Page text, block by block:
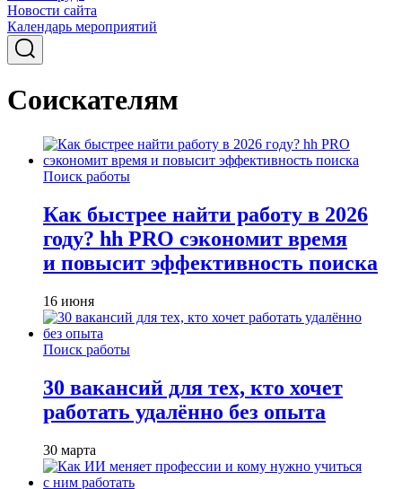
Новости сайта
Календарь мероприятий
Соискателям
Поиск работы
Как быстрее найти работу в 2026
году? hh PRO сэкономит время
и повысит эффективность поиска
16 июня
Поиск работы
30 вакансий для тех, кто хочет
работать удалённо без опыта
30 марта